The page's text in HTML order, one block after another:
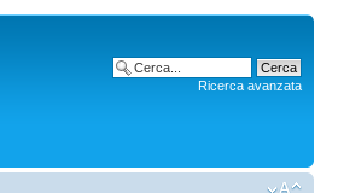
Ricerca avanzata